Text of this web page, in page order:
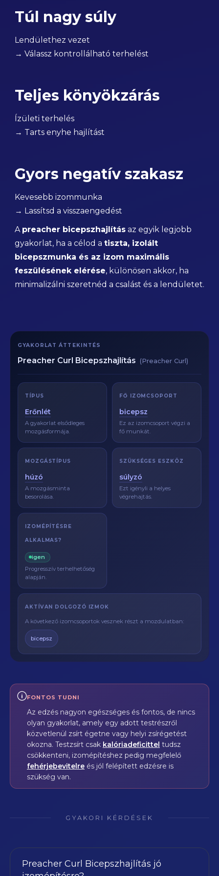
Túl nagy súly
Lendülethez vezet
→ Válassz kontrollálható terhelést
Teljes könyökzárás
Ízületi terhelés
→ Tarts enyhe hajlítást
Gyors negatív szakasz
Kevesebb izommunka
→ Lassítsd a visszaengedést
A preacher bicepszhajlítás az egyik legjobb
gyakorlat, ha a célod a tiszta, izolált
bicepszmunka és az izom maximális
feszülésének elérése, különösen akkor, ha
minimalizálni szeretnéd a csalást és a lendületet.
GYAKORLAT ÁTTEKINTÉS
Preacher Curl Bicepszhajlítás (Preacher Curl)
TÍPUS
Erőnlét
A gyakorlat elsődleges
mozgásformája.
FŐ IZOMCSOPORT
bicepsz
Ez az izomcsoport végzi a
fő munkát.
MOZGÁSTÍPUS
húzó
A mozgásminta
besorolása.
SZÜKSÉGES ESZKÖZ
súlyzó
Ezt igényli a helyes
végrehajtás.
IZOMÉPÍTÉSRE
ALKALMAS?
igen
Progresszív terhelhetőség
alapján.
AKTÍVAN DOLGOZÓ IZMOK
A következő izomcsoportok vesznek részt a mozdulatban:
bicepsz
FONTOS TUDNI
Az edzés nagyon egészséges és fontos, de nincs
olyan gyakorlat, amely egy adott testrészről
közvetlenül zsírt égetne vagy helyi zsírégetést
okozna. Testzsírt csak kalóriadeficittel tudsz
csökkenteni, izomépítéshez pedig megfelelő
fehérjebevitelre és jól felépített edzésre is
szükség van.
GYAKORI KÉRDÉSEK
Preacher Curl Bicepszhajlítás jó